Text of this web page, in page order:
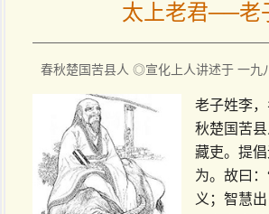
太上老君──老
春秋楚国苦县人 ◎宣化上人讲述于 一九
老子姓李
秋楚国苦
藏吏。提
为。故曰
义；智慧